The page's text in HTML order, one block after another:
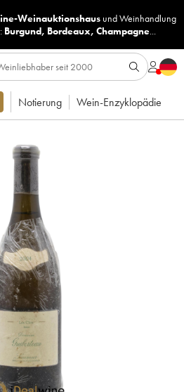
Weinauktionshaus undWeinhandlung
Burgund, Bordeaux, Champagne...
Notierung Wein-Enzyklopädie